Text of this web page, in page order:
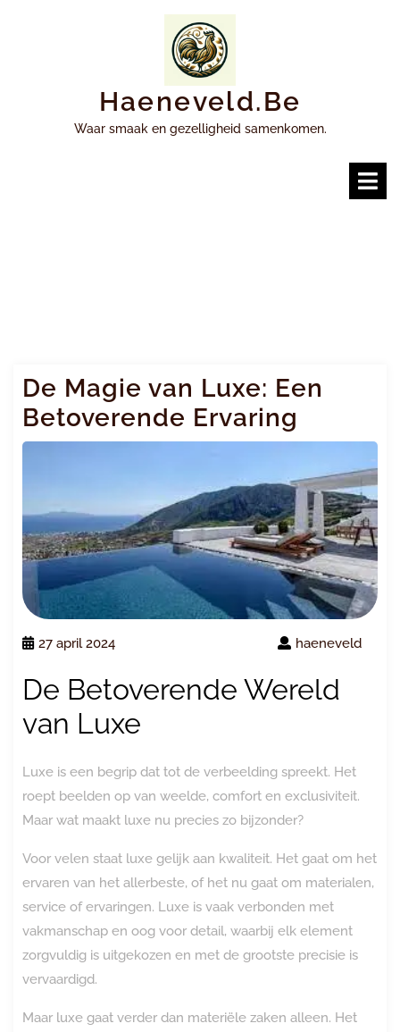
Haeneveld.be
Waar smaak en gezelligheid samenkomen.
De Magie van Luxe: Een
Betoverende Ervaring
27 april 2024 haeneveld
De Betoverende Wereld
van Luxe
Luxe is een begrip dat tot de verbeelding spreekt. Het
roept beelden op van weelde, comfort en exclusiviteit.
Maar wat maakt luxe nu precies zo bijzonder?
Voor velen staat luxe gelijk aan kwaliteit. Het gaat om het
ervaren van het allerbeste, of het nu gaat om materialen,
service of ervaringen. Luxe is vaak verbonden met
vakmanschap en oog voor detail, waarbij elk element
zorgvuldig is uitgekozen en met de grootste precisie is
vervaardigd.
Maar luxe gaat verder dan materiële zaken alleen. Het